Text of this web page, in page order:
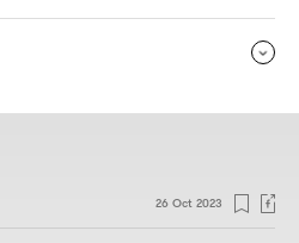
26 Oct 2023